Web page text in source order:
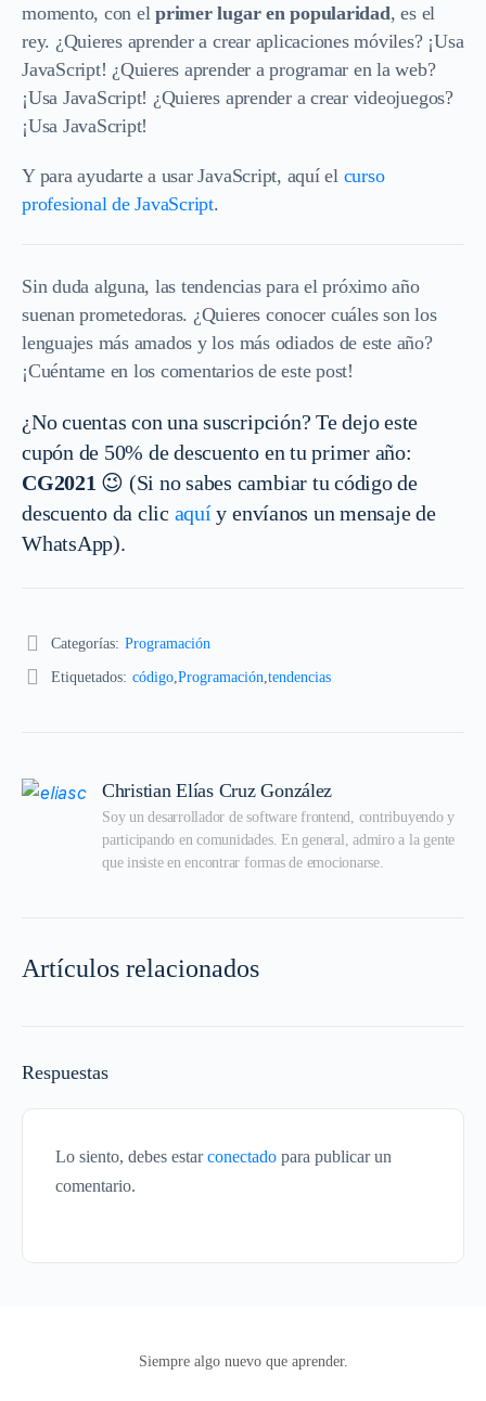
momento, con elprimer lugar en popularidad, es el
rey. ¿Quieres aprender a crear aplicaciones móviles? ¡Usa
JavaScript! ¿Quieres aprender a programar en la web?
¡Usa JavaScript! ¿Quieres aprender a crear videojuegos?
¡Usa JavaScript!
Y para ayudarte a usar JavaScript, aquí el curso
profesional de JavaScript.
Sin duda alguna, las tendencias para el próximo año
suenan prometedoras. ¿Quieres conocer cuáles son los
lenguajes más amados y los más odiados de este año?
¡Cuéntame en los comentarios de este post!
¿No cuentas con una suscripción? Te dejo este
cupón de 50% de descuento en tu primer año:
CG2021 😉 (Si no sabes cambiar tu código de
descuento da clic aquíy envíanos un mensaje de
WhatsApp).
Categorías: Programación
Etiquetados: código Programación tendencias
Christian Elías Cruz González
Soy un desarrollador de software frontend, contribuyendo y
participando en comunidades. En general, admiro a la gente
que insiste en encontrar formas de emocionarse.
Artículos relacionados
Respuestas
Lo siento, debes estarconectado para publicar un
comentario.
Siempre algo nuevo que aprender.